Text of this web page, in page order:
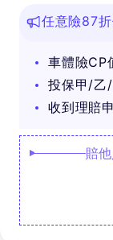
任意險87
車體險CP
投保甲/乙
收到理賠
賠他